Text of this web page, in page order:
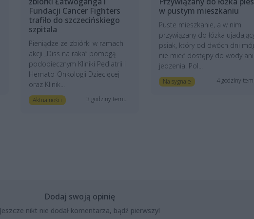
Fundacji Cancer Fighters
trafiło do szczecińskiego
szpitala
Pieniądze ze zbiórki w ramach
akcji „Diss na raka” pomogą
podopiecznym Kliniki Pediatrii i
Hemato-Onkologii Dziecięcej
oraz Klinik...
Aktualności 3 godziny temu
w pustym mieszkaniu
Puste mieszkanie, a w nim
przywiązany do łóżka
psiak, który od dwóch dni
nie mieć dostępy do wody ani
jedzenia. Pol...
Na sygnale 4 godziny
Dodaj swoją opinię
Jeszcze nikt nie dodał komentarza, bądź pierwszy!